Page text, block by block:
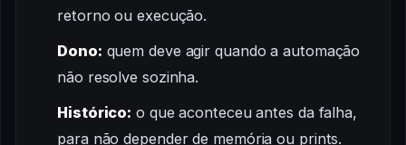
retorno ou execução.
Dono: quem deve agir quando a automação
não resolve sozinha.
Histórico: o que aconteceu antes da falha,
para não depender de memória ou prints.